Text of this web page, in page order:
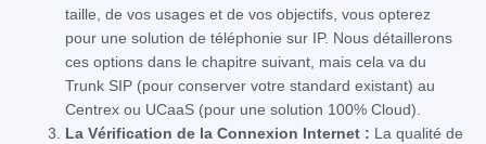
taille, de vos usages et de vos objectifs, vous opterez
pour une solution de téléphonie sur IP. Nous détaillerons
ces options dans le chapitre suivant, mais cela va du
Trunk SIP (pour conserver votre standard existant) au
Centrex ou UCaaS (pour une solution 100% Cloud).
La Vérification de la Connexion Internet : La qualité de